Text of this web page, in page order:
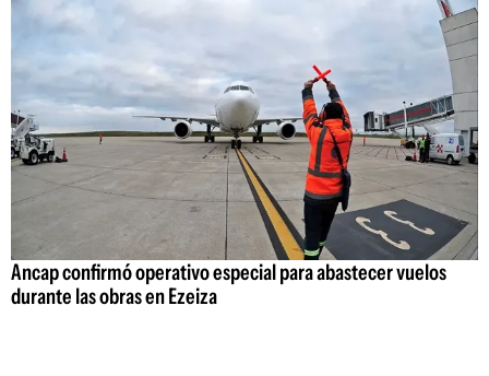
Ancap confirmó operativo especial para abastecer vuelos
durante las obras en Ezeiza